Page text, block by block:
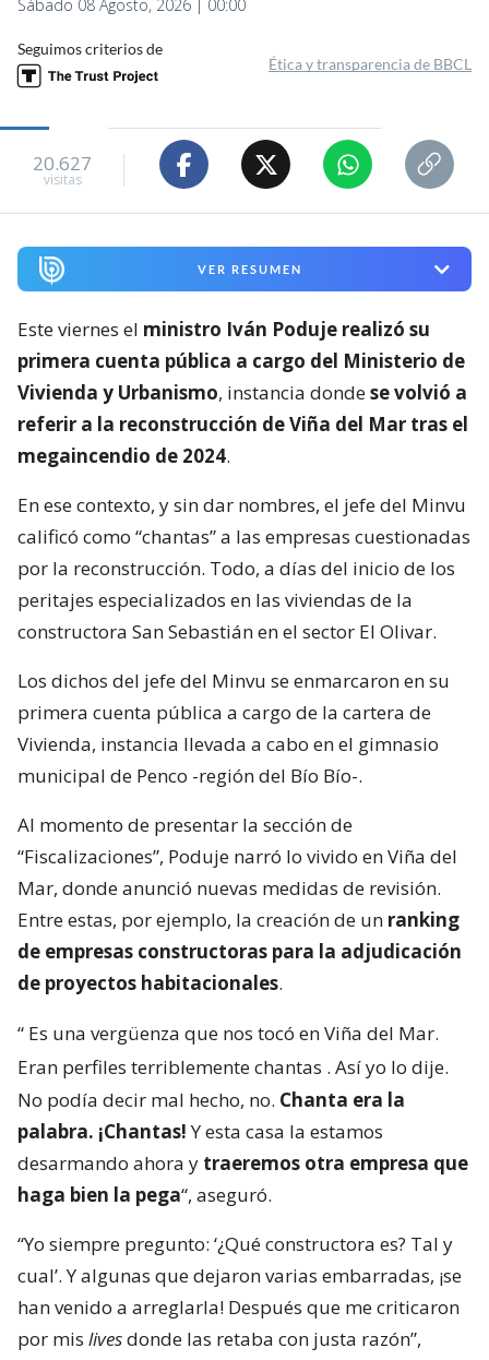
Sábado 08 Agosto, 2026 | 00:00
Seguimos criterios de
Ética y transparencia de BBCL
20.627
visitas
VER RESUMEN
Este viernes el ministro Iván Poduje realizó su
primera cuenta pública a cargo del Ministerio de
Vivienda y Urbanismo, instancia dondese volvió a
referir a la reconstrucción de Viña del Mar tras el
megaincendio de 2024.
En ese contexto, y sin dar nombres, el jefe del Minvu
calificó como “chantas” a las empresas cuestionadas
por la reconstrucción. Todo, a días del inicio de los
peritajes especializados en las viviendas de la
constructora San Sebastián en el sector El Olivar.
Los dichos del jefe del Minvu se enmarcaron en su
primera cuenta pública a cargo de la cartera de
Vivienda, instancia llevada a cabo en el gimnasio
municipal de Penco -región del Bío Bío-.
Al momento de presentar la sección de
“Fiscalizaciones”, Poduje narró lo vivido en Viña del
Mar, donde anunció nuevas medidas de revisión.
Entre estas, por ejemplo, la creación de un ranking
de empresas constructoras para la adjudicación
de proyectos habitacionales.
“ Es una vergüenza que nos tocó en Viña del Mar.
Eran perfiles terriblemente chantas . Así yo lo dije.
No podía decir mal hecho, no. Chanta era la
palabra. ¡Chantas!Y esta casa la estamos
desarmando ahora y traeremos otra empresa que
haga bien la pega“, aseguró.
“Yo siempre pregunto: ‘¿Qué constructora es? Tal y
cual’. Y algunas que dejaron varias embarradas, ¡se
han venido a arreglarla! Después que me criticaron
por mis livesdonde las retaba con justa razón”,